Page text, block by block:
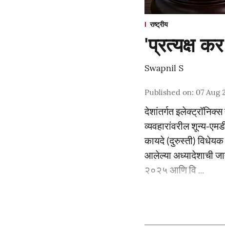
राष्ट्रीय
'प्रत्यक्ष
Swapnil S
Published on: 07 Aug
देशांतर्गत
व्यवहारांवरील शून्य-
कायदे (दुरुस्ती)
आलेल्या अध्यादेशाची
२०२५ आणि वि ...